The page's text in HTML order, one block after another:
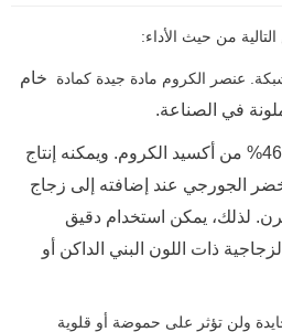
من حيث الأداء:
خام
في الصناعة.
يحتوي دقيق الكروميت على 46% من أكسيد الكروم. ويمكنه إنتاج
الجورجي عند إضافته إلى زجاج
لذلك، يمكن استخدام دقيق
ذات اللون البني الداكن أو
ولن تؤثر على حموضة أو قلوية